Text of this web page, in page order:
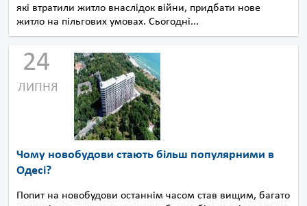
які втратили житло внаслідок війни, придбати нове
житло на пільгових умовах. Сьогодні...
24
ЛИПНЯ
Чому новобудови стають більш популярними в
Одесі?
Попит на новобудови останнім часом став вищим, багато